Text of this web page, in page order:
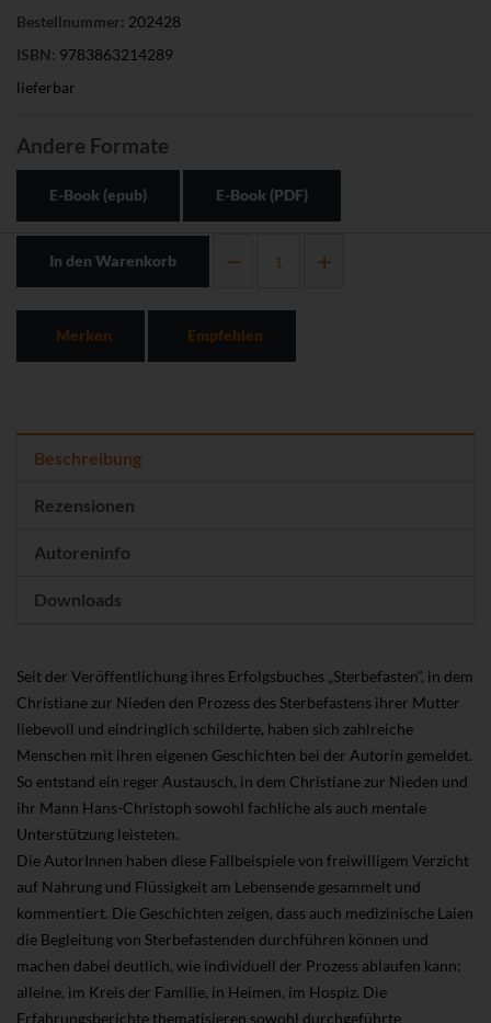
Bestellnummer: 202428
ISBN: 9783863214289
lieferbar
Andere Formate
E-Book (epub) E-Book (PDF)
In den Warenkorb
Merken Empfehlen
Beschreibung
Rezensionen
Autoreninfo
Downloads
Seit der Veröffentlichung ihres Erfolgsbuches „Sterbefasten“, in dem
Christiane zur Nieden den Prozess des Sterbefastens ihrer Mutter
liebevoll und eindringlich schilderte, haben sich zahlreiche
Menschen mit ihren eigenen Geschichten bei der Autorin gemeldet.
So entstand ein reger Austausch, in dem Christiane zur Nieden und
ihr Mann Hans-Christoph sowohl fachliche als auch mentale
Unterstützung leisteten.
Die AutorInnen haben diese Fallbeispiele von freiwilligem Verzicht
auf Nahrung und Flüssigkeit am Lebensende gesammelt und
kommentiert. Die Geschichten zeigen, dass auch medizinische Laien
die Begleitung von Sterbefastenden durchführen können und
machen dabei deutlich, wie individuell der Prozess ablaufen kann:
alleine, im Kreis der Familie, in Heimen, im Hospiz. Die
Erfahrungsberichte thematisieren sowohl durchgeführte